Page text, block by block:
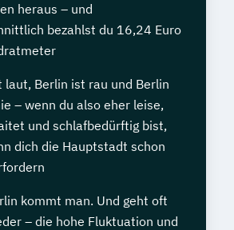
heraus – und
bezahlst du 16,24 Euro
laut, Berlin ist rau und Berlin
– wenn du also eher leise,
und schlafbedürftig bist,
dich die Hauptstadt schon
kommt man. Und geht oft
– die hohe Fluktuation und